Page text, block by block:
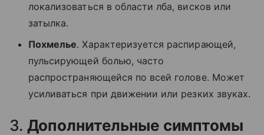
локализоваться в области лба, висков или
затылка.
Похмелье. Характеризуется распирающей,
пульсирующей болью, часто
распространяющейся по всей голове. Может
усиливаться при движении или резких звуках.
3. Дополнительные симптомы